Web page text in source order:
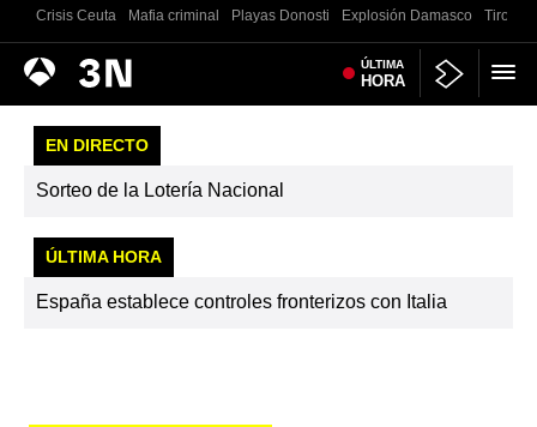
Crisis Ceuta Mafia criminal Playas Donosti Explosión Damasco Tiroteo
Antena
3
Noticias ÚLTIMA
HORA
EN DIRECTO
Sorteo de la Lotería Nacional
ÚLTIMA HORA
España establece controles fronterizos con Italia